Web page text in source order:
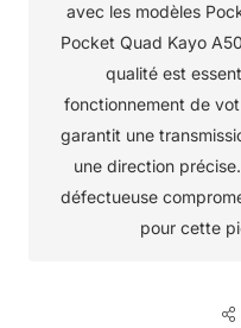
avec les modèles
Pocket Quad Kayo
qualité est
fonctionnement de
garantit une
une direction
défectueuse
pour cette